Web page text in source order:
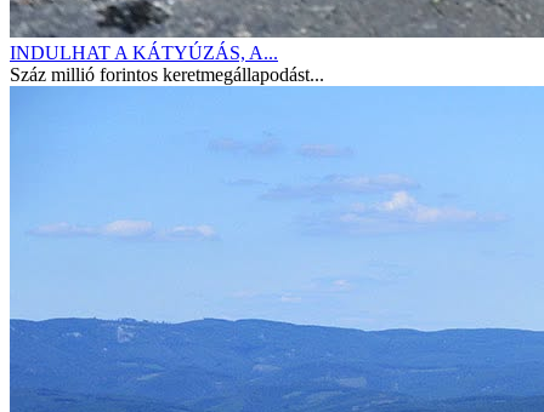
INDULHAT A KÁTYÚZÁS, A...
Száz millió forintos keretmegállapodást...